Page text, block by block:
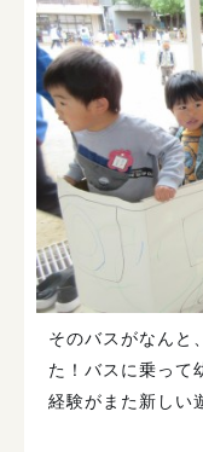
そのバスがなんと
た！バスに乗って
経験がまた新しい